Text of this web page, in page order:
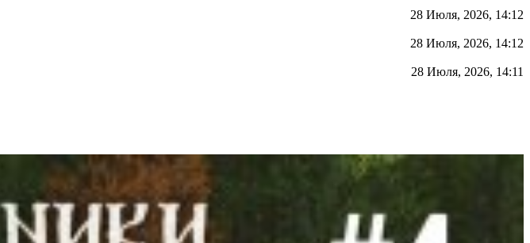
28 Июля, 2026, 14:12
28 Июля, 2026, 14:12
28 Июля, 2026, 14:11